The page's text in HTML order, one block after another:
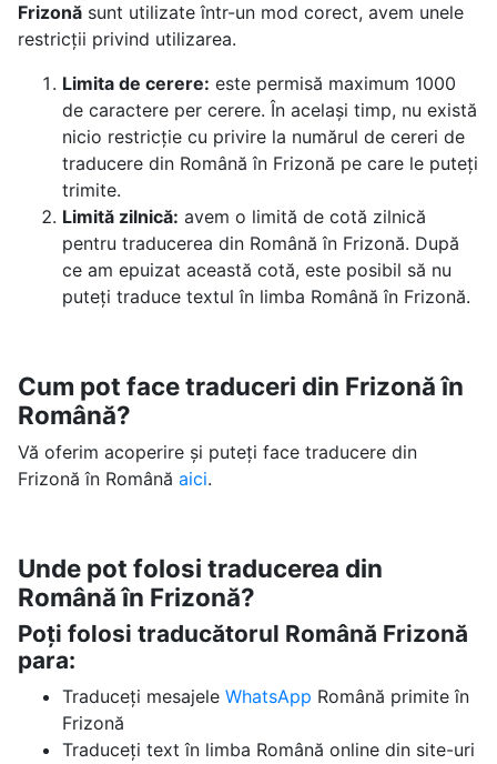
Frizonăsunt utilizate într-un mod corect, avem unele
restricții privind utilizarea.
Limita de cerere: este permisă maximum 1000
de caractere per cerere. În același timp, nu există
nicio restricție cu privire la numărul de cereri de
traducere din Română în Frizonă pe care le puteți
trimite.
Limită zilnică: avem o limită de cotă zilnică
pentru traducerea din Română în Frizonă. După
ce am epuizat această cotă, este posibil să nu
puteți traduce textul în limba Română în Frizonă.
Cum pot face traduceri din Frizonă în
Română?
Vă oferim acoperire și puteți face traducere din
Frizonă în Română aici.
Unde pot folosi traducerea din
Română în Frizonă?
Poți folosi traducătorul Română Frizonă
para:
Traduceți mesajele WhatsApp Română primite în
Frizonă
Traduceți text în limba Română online din site-uri